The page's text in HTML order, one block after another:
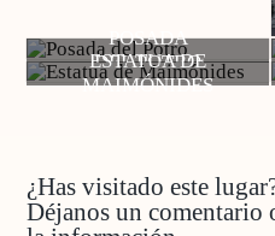
POSADA
DEL POTRO
ESTATUA DE
MAIMÓNIDES
¿Has visitado este
Déjanos un comentario